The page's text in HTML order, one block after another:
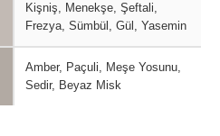
Kişniş, Menekşe, Şeftali,
Frezya, Sümbül, Gül, Yasemin
Amber, Paçuli, Meşe Yosunu,
Sedir, Beyaz Misk